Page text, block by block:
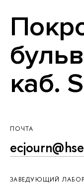
каб.
ПОЧТА
ЗАВЕДУЮЩИЙ